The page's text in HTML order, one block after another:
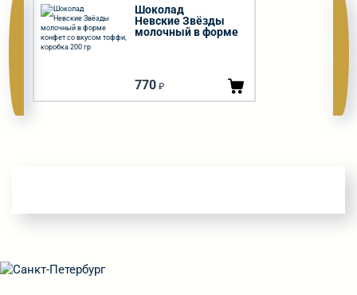
Шоколад
Невские Звёзды
молочный в форме
770 ₽